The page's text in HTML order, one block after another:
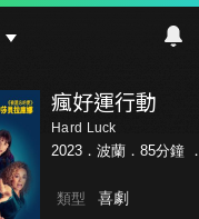
瘋好運行動
Hard Luck
2023．波蘭．85分鐘 ．
類型 喜劇